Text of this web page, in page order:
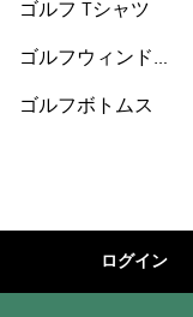
ゴルフ Tシャツ
ゴルフウィンドブ
ゴルフボトムス
ログイン